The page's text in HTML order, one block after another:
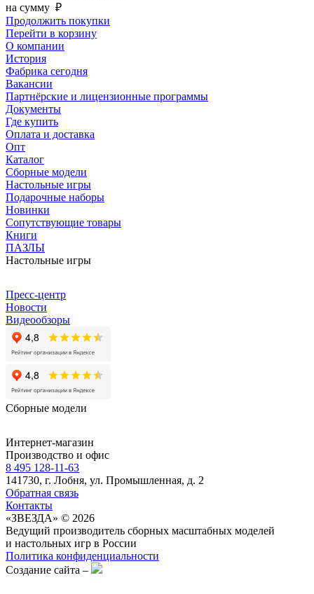
на сумму ₽
Продолжить покупки
Перейти в корзину
О компании
История
Фабрика сегодня
Вакансии
Партнёрские и лицензионные программы
Документы
Где купить
Оплата и доставка
Опт
Каталог
Сборные модели
Настольные игры
Подарочные наборы
Новинки
Сопутствующие товары
Книги
ПАЗЛЫ
Настольные игры
Пресс-центр
Новости
Видеообзоры
Сборные модели
Интернет-магазин
Производство и офис
8 495 128-11-63
141730, г. Лобня, ул. Промышленная, д. 2
Обратная связь
Контакты
«ЗВЕЗДА» © 2026
Ведущий производитель сборных масштабных моделей
и настольных игр в России
Политика конфиденциальности
Создание сайта –